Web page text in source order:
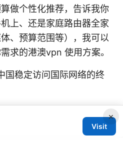
做个性化推荐，告诉我你
上、还是家庭路由器全家
、预算范围等），我可以
求的港澳vpn 使用方案。
国稳定访问国际网络的终
×
Visit